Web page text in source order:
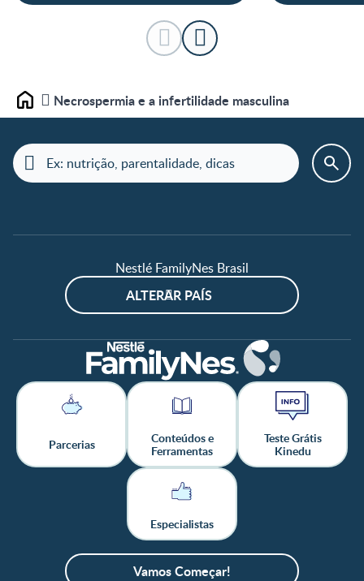
Home Necrospermia e a infertilidade masculina
Nestlé FamilyNes Brasil
ALTERAR PAÍS
Parcerias
Conteúdos e
Ferramentas
Teste Grátis
Kinedu
Especialistas
Vamos Começar!